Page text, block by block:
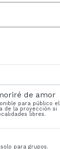
de amor
para público el
de la proyección si
libres.
para grupos.